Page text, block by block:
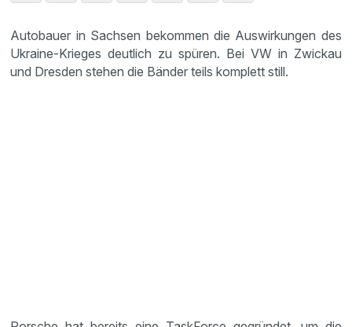
Autobauer in Sachsen bekommen die Auswirkungen des
Ukraine-Krieges deutlich zu spüren. Bei VW in Zwickau
und Dresden stehen die Bänder teils komplett still.